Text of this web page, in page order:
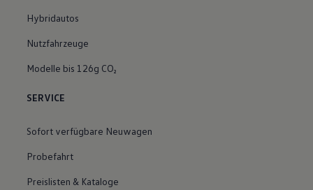
Hybridautos
Nutzfahrzeuge
Modelle bis 126g CO₂
SERVICE
Sofort verfügbare Neuwagen
Probefahrt
Preislisten & Kataloge